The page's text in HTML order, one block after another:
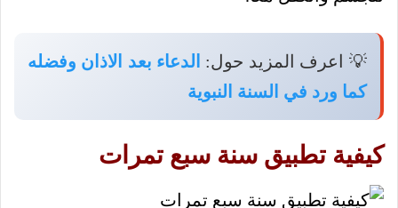
💡 اعرف المزيد حول: الدعاء بعد الاذان وفضله
كما ورد في السنة النبوية
كيفية تطبيق سنة سبع تمرات